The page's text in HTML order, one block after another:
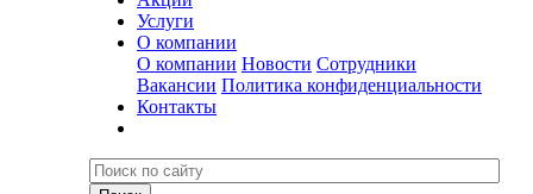
Услуги
О компании
О компании Новости Сотрудники
Вакансии Политика конфиденциальности
Контакты